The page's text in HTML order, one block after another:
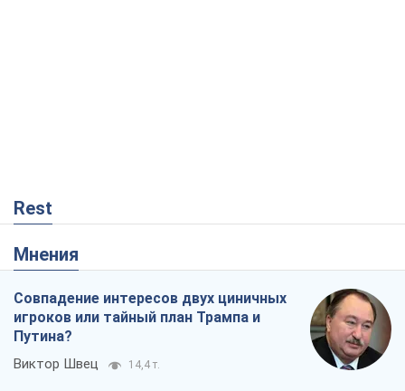
Rest
Мнения
Совпадение интересов двух циничных
игроков или тайный план Трампа и
Путина?
Виктор Швец 14,4 т.